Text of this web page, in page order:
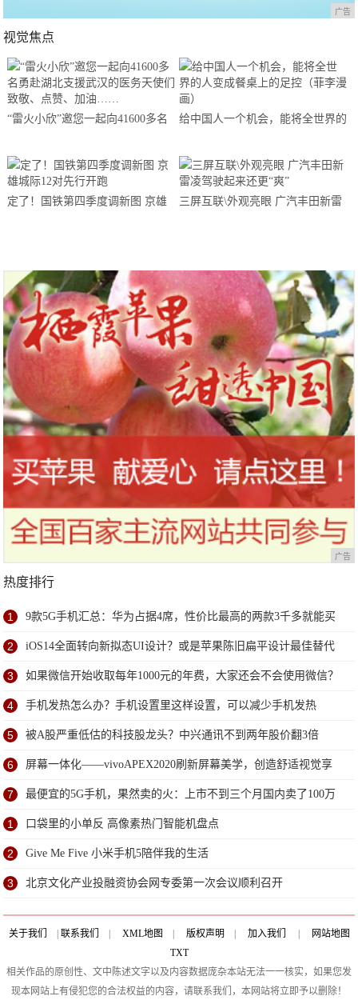
广告
视觉焦点
“雷火小欣”邀您一起向41600多名
敬、点赞、加油……
给中国人一个机会，能将全世界的
定了！国铁第四季度调新图 京雄
三屏互联\外观亮眼 广汽丰田新雷
广告
热度排行
1 9款5G手机汇总：华为占据4席，性价比最高的两款3千多就能买
到
2 iOS14全面转向新拟态UI设计？或是苹果陈旧扁平设计最佳替代
方案
3 如果微信开始收取每年1000元的年费，大家还会不会使用微信？
4 手机发热怎么办？手机设置里这样设置，可以减少手机发热
5 被A股严重低估的科技股龙头？中兴通讯不到两年股价翻3倍
6 屏幕一体化——vivoAPEX2020刷新屏幕美学，创造舒适视觉享
受
7 最便宜的5G手机，果然卖的火：上市不到三个月国内卖了100万
台
1 口袋里的小单反 高像素热门智能机盘点
2 Give Me Five 小米手机5陪伴我的生活
3 北京文化产业投融资协会网专委第一次会议顺利召开
关于我们 联系我们 XML地图 版权声明 加入我们
网站地图
TXT
相关作品的原创性、文中陈述文字以及内容数据庞杂本站无法一一核实，如果您发
现本网站上有侵犯您的合法权益的内容，请联系我们，本网站将立即予以删除！